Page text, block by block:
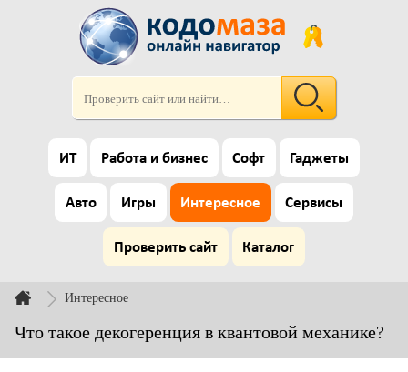
ИТ Работа и бизнес Софт Гаджеты
Авто Игры Интересное Сервисы
Проверить сайт Каталог
Интересное
Что такое декогеренция в квантовой механике?